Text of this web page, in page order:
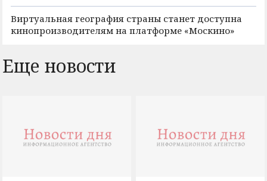
Виртуальная география страны станет доступна
кинопроизводителям на платформе «Москино»
Еще новости